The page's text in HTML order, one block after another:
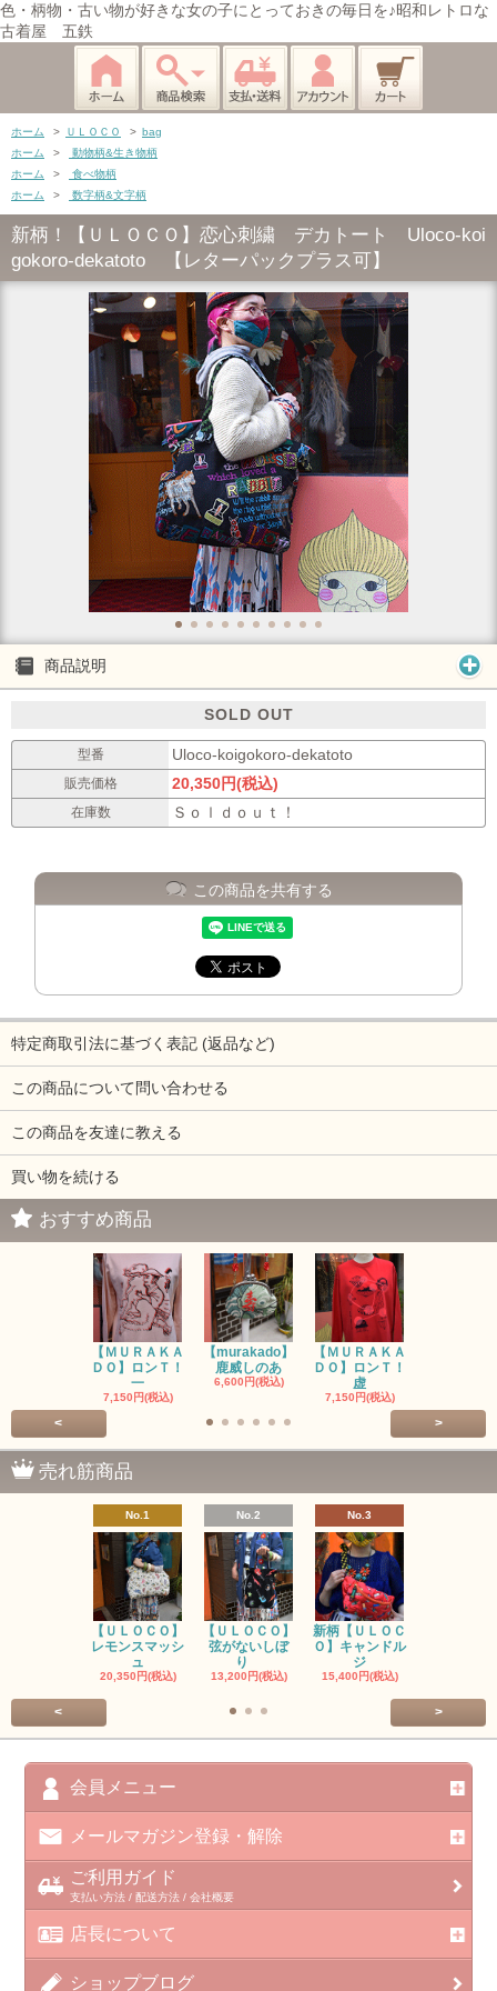
色・柄物・古い物が好きな女の子にとっておきの毎日を♪昭和レトロな
古着屋 五鉄
ホーム > ＵＬＯＣＯ > bag
ホーム
>
動物柄&生き物柄
ホーム
>
食べ物柄
ホーム
> 数字柄&文字柄
新柄！【ＵＬＯＣＯ】恋心刺繍 デカトート Uloco-koi
gokoro-dekatoto 【レターパックプラス可】
商品説明
SOLD OUT
型番 Uloco-koigokoro-dekatoto
販売価格 20,350円(税込)
在庫数 Ｓｏｌｄｏｕｔ！
この商品を共有する
特定商取引法に基づく表記 (返品など)
この商品について問い合わせる
この商品を友達に教える
買い物を続ける
おすすめ商品
【ＭＵＲＡＫＡ
ＤＯ】ロンＴ！
一
7,150円(税込)
【murakado】
鹿威しのあ
6,600円(税込)
【ＭＵＲＡＫＡ
ＤＯ】ロンＴ！
虚
7,150円(税込)
< >
売れ筋商品
No.1
【ＵＬＯＣＯ】
レモンスマッシ
ュ
20,350円(税込)
No.2
【ＵＬＯＣＯ】
弦がないしぼ
り
13,200円(税込)
No.3
新柄【ＵＬＯＣ
Ｏ】キャンドル
ジ
15,400円(税込)
< >
会員メニュー
メールマガジン登録・解除
ご利用ガイド
支払い方法 / 配送方法 / 会社概要
店長について
ショップブログ